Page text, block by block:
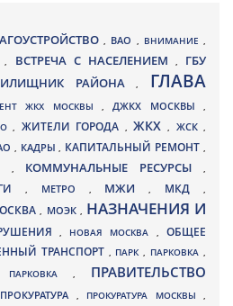
, ВАО , ВНИМАНИЕ ,
, ВСТРЕЧА С НАСЕЛЕНИЕМ , ГБУ
РАЙОНА, ГЛАВА
ЖКХ МОСКВЫ ,ДЖКХ МОСКВЫ ,
, ЖИТЕЛИ ГОРОДА , ЖКХ, ЖСК,
, КАДРЫ, КАПИТАЛЬНЫЙ РЕМОНТ ,
, КОММУНАЛЬНЫЕ РЕСУРСЫ,
, МЕТРО , МЖИ, МКД ,
, МОЭК , НАЗНАЧЕНИЯ И
, НОВАЯ МОСКВА ,ОБЩЕЕ
ТРАНСПОРТ , ПАРК, ПАРКОВКА ,
ПАРКОВКА , ПРАВИТЕЛЬСТВО
ПРОКУРАТУРА , ПРОКУРАТУРА МОСКВЫ ,